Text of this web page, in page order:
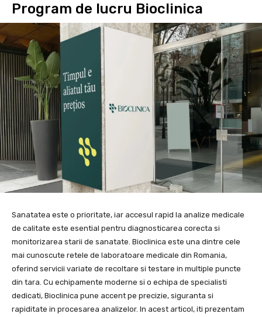
Program de lucru Bioclinica
Sanatatea este o prioritate, iar accesul rapid la analize medicale
de calitate este esential pentru diagnosticarea corecta si
monitorizarea starii de sanatate. Bioclinica este una dintre cele
mai cunoscute retele de laboratoare medicale din Romania,
oferind servicii variate de recoltare si testare in multiple puncte
din tara. Cu echipamente moderne si o echipa de specialisti
dedicati, Bioclinica pune accent pe precizie, siguranta si
rapiditate in procesarea analizelor. In acest articol, iti prezentam